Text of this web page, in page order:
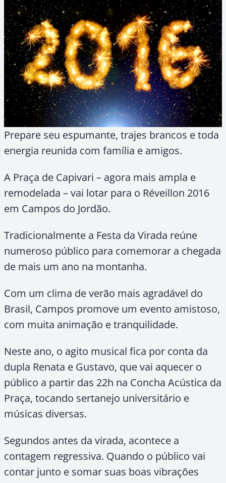
Prepare seu espumante, trajes brancos e toda
energia reunida com família e amigos.
A Praça de Capivari – agora mais ampla e
remodelada – vai lotar para o Réveillon 2016
em Campos do Jordão.
Tradicionalmente a Festa da Virada reúne
numeroso público para comemorar a chegada
de mais um ano na montanha.
Com um clima de verão mais agradável do
Brasil, Campos promove um evento amistoso,
com muita animação e tranquilidade.
Neste ano, o agito musical fica por conta da
dupla Renata e Gustavo, que vai aquecer o
público a partir das 22h na Concha Acústica da
Praça, tocando sertanejo universitário e
músicas diversas.
Segundos antes da virada, acontece a
contagem regressiva. Quando o público vai
contar junto e somar suas boas vibrações